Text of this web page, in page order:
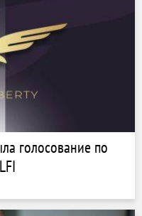
голосование по